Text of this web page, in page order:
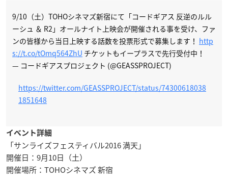
9/10（土）TOHOシネマズ新宿にて「コードギアス 反逆のルル
ーシュ ＆ R2」オールナイト上映会が開催される事を受け、ファ
ンの皆様から当日上映する話数を投票形式で募集します！ http
s://t.co/tOmq564ZhU チケットもイープラスで先行受付中！
— コードギアスプロジェクト (@GEASSPROJECT)
https://twitter.com/GEASSPROJECT/status/74300618038
1851648
イベント詳細
「サンライズフェスティバル2016 満天」
開催日：9月10日（土）
開催場所：TOHOシネマズ 新宿